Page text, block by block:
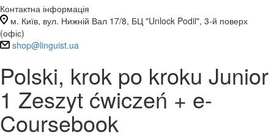
Контактна інформація
м. Київ, вул. Нижній Вал 17/8, БЦ "Unlock Podil", 3-й поверх
(офіс)
shop@linguist.ua
Polski, krok po kroku Junior
1 Zeszyt ćwiczeń + e-
Coursebook